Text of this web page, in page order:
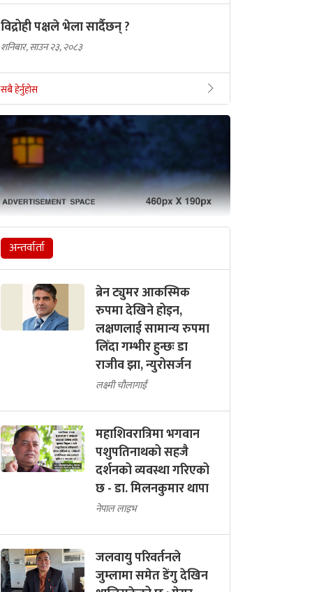
विद्रोही पक्षले भेला सार्दैछन् ?
शनिबार, साउन २३, २०८३
सबै हेर्नुहोस
अन्तर्वार्ता
ब्रेन ट्युमर आकस्मिक
रुपमा देखिने होइन,
लक्षणलाई सामान्य रुपमा
लिँदा गम्भीर हुन्छः डा
राजीव झा, न्युरोसर्जन
लक्ष्मी चौलागाईं
महाशिवरात्रिमा भगवान
पशुपतिनाथको सहजै
दर्शनको व्यवस्था गरिएको
छ - डा. मिलनकुमार थापा
नेपाल लाइभ
जलवायु परिवर्तनले
जुम्लामा समेत डेंगु देखिन